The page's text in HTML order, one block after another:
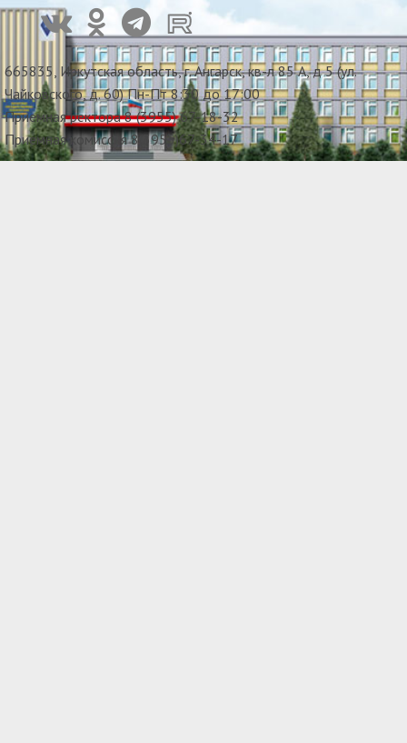
665835, Иркутская область, г. Ангарск, кв-л 85 А, д 5 (ул.
Чайковского, д. 60) Пн-Пт 8:30 до 17:00
Приемная ректора 8 (3955) 67-18-32
Приемная комиссия 8(3955)67-34-17